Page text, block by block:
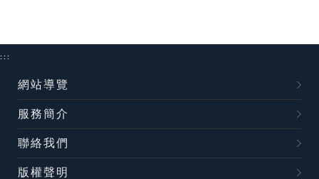
:::
網站導覽
服務簡介
聯絡我們
版權聲明